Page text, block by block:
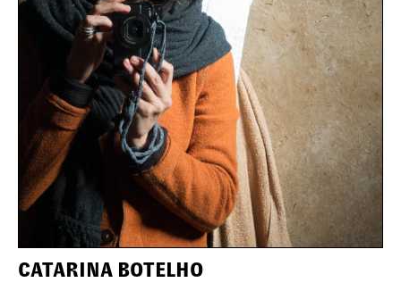
CATARINA BOTELHO